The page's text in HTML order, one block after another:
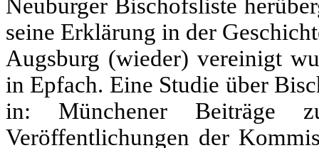
Neuburger Bischofsliste
seine Erklärung in der
Augsburg (wieder) vereinigt
in Epfach. Eine Studie über
in: Münchener Beiträge
Veröffentlichungen der